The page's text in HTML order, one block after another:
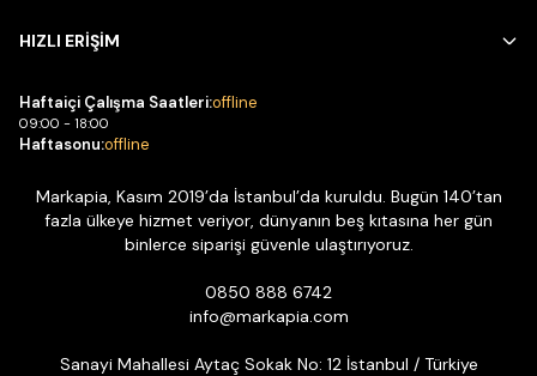
HIZLI ERİŞİM
Haftaiçi Çalışma Saatleri:offline
09:00 - 18:00
Haftasonu:offline
Markapia, Kasım 2019’da İstanbul’da kuruldu. Bugün 140’tan
fazla ülkeye hizmet veriyor, dünyanın beş kıtasına her gün
binlerce siparişi güvenle ulaştırıyoruz.
0850 888 6742
info@markapia.com
Sanayi Mahallesi Aytaç Sokak No: 12 İstanbul / Türkiye